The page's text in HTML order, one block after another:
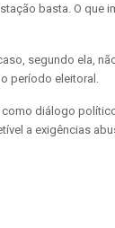
basta. O que
segundo ela,
período eleitoral.
diálogo
a exigências